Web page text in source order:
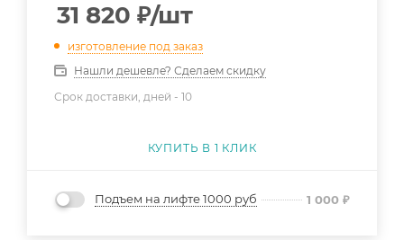
31 820 ₽/шт
изготовление под заказ
Нашли дешевле? Сделаем скидку
Срок доставки, дней - 10
КУПИТЬ В 1 КЛИК
Подъем на лифте 1000 руб 1 000 ₽